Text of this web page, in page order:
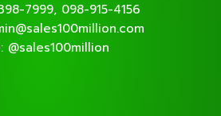
7999, 098-915-4156
@sales100million